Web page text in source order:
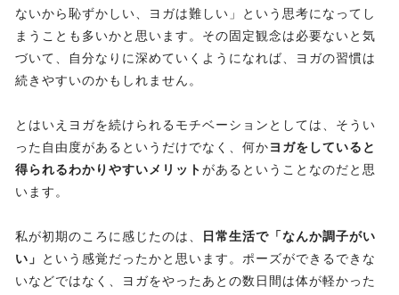
ないから恥ずかしい、ヨガは難しい」という思考になってし
まうことも多いかと思います。その固定観念は必要ないと気
づいて、自分なりに深めていくようになれば、ヨガの習慣は
続きやすいのかもしれません。
とはいえヨガを続けられるモチベーションとしては、そうい
った自由度があるというだけでなく、何かヨガをしていると
得られるわかりやすいメリットがあるということなのだと思
います。
私が初期のころに感じたのは、
日常生活で「なんか調子がい
い」
という感覚だったかと思います。ポーズができるできな
いなどではなく、ヨガをやったあとの数日間は体が軽かった